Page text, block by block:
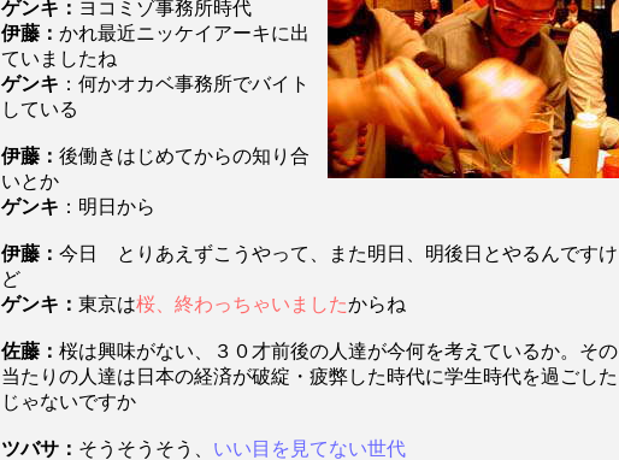
ゲンキ： ヨコミゾ事務所時代
伊藤： かれ最近ニッケイアーキに出
ていましたね
ゲンキ ：何かオカベ事務所でバイト
している
伊藤： 後働きはじめてからの知り合
いとか
ゲンキ ：明日から
伊藤： 今日 とりあえずこうやって、また明日、明後日とやるんですけ
ど
ゲンキ： 東京は桜、終わっちゃいましたからね
佐藤： 桜は興味がない、３０才前後の人達が今何を考えているか。その
当たりの人達は日本の経済が破綻・疲弊した時代に学生時代を過ごした
じゃないですか
ツバサ： そうそうそう、 いい目を見てない世代